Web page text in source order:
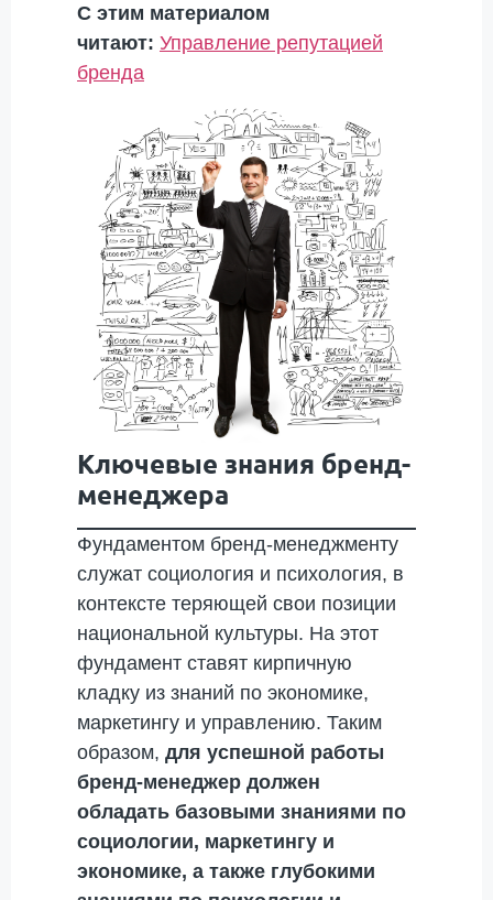
С этим материалом
читают: Управление репутацией
бренда
Ключевые знания бренд-
менеджера
Фундаментом бренд-менеджменту
служат социология и психология, в
контексте теряющей свои позиции
национальной культуры. На этот
фундамент ставят кирпичную
кладку из знаний по экономике,
маркетингу и управлению. Таким
образом, для успешной работы
бренд-менеджер должен
обладать базовыми знаниями по
социологии, маркетингу и
экономике, а также глубокими